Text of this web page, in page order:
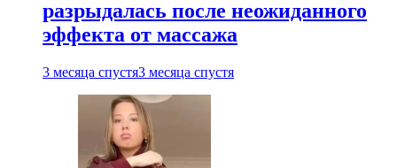
разрыдалась после неожиданного
эффекта от массажа
3 месяца спустя3 месяца спустя